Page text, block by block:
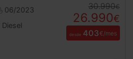
06/2023
Diesel
30.990€
26.990€
desde 403€/mes